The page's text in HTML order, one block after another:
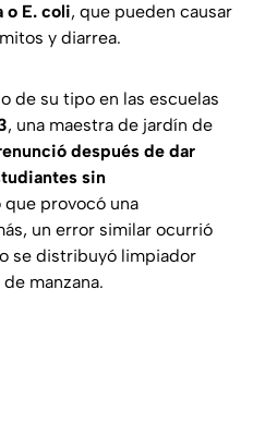
o E. coli, que pueden causar
y diarrea.
de su tipo en las escuelas
, una maestra de jardín de
después de dar
sin
que provocó una
un error similar ocurrió
se distribuyó limpiador
manzana.